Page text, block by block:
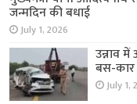
जन्मदिन की बधाई
July 1, 2026
उन्नाव
बस-कार
July 1,